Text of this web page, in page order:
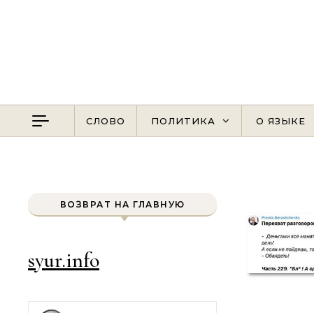
СЛОВО ПОЛИТИКА О ЯЗЫКЕ
ВОЗВРАТ НА ГЛАВНУЮ
syur.info